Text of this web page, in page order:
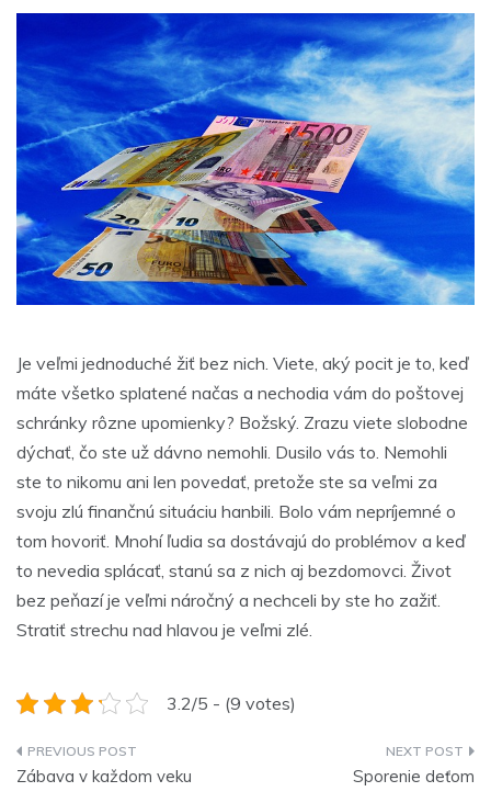
Je veľmi jednoduché žiť bez nich. Viete, aký pocit je to, keď
máte všetko splatené načas a nechodia vám do poštovej
schránky rôzne upomienky? Božský. Zrazu viete slobodne
dýchať, čo ste už dávno nemohli. Dusilo vás to. Nemohli
ste to nikomu ani len povedať, pretože ste sa veľmi za
svoju zlú finančnú situáciu hanbili. Bolo vám nepríjemné o
tom hovoriť. Mnohí ľudia sa dostávajú do problémov a keď
to nevedia splácať, stanú sa z nich aj bezdomovci. Život
bez peňazí je veľmi náročný a nechceli by ste ho zažiť.
Stratiť strechu nad hlavou je veľmi zlé.
3.2/5 - (9 votes)
Navigace
Zábava v každom veku Sporenie deťom